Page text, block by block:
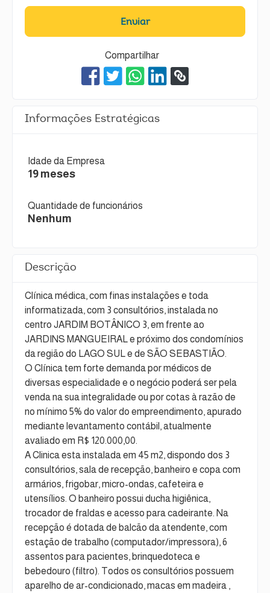
Enviar
Compartilhar
Informações Estratégicas
Idade da Empresa
19 meses
Quantidade de funcionários
Nenhum
Descrição
Clínica médica, com finas instalações e toda
informatizada, com 3 consultórios, instalada no
centro JARDIM BOTÂNICO 3, em frente ao
JARDINS MANGUEIRAL e próximo dos condomínios
da região do LAGO SUL e de SÃO SEBASTIÃO.
O Clínica tem forte demanda por médicos de
diversas especialidade e o negócio poderá ser pela
venda na sua integralidade ou por cotas à razão de
no mínimo 5% do valor do empreendimento, apurado
mediante levantamento contábil, atualmente
avaliado em R$ 120.000,00.
A Clinica esta instalada em 45 m2, dispondo dos 3
consultórios, sala de recepção, banheiro e copa com
armários, frigobar, micro-ondas, cafeteira e
utensílios. O banheiro possui ducha higiênica,
trocador de fraldas e acesso para cadeirante. Na
recepção é dotada de balcão da atendente, com
estação de trabalho (computador/impressora), 6
assentos para pacientes, brinquedoteca e
bebedouro (filtro). Todos os consultórios possuem
aparelho de ar-condicionado, macas em madeira ,